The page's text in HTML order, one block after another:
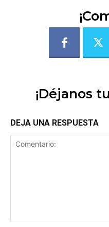
¡Déjanos
DEJA UNA RESPUESTA